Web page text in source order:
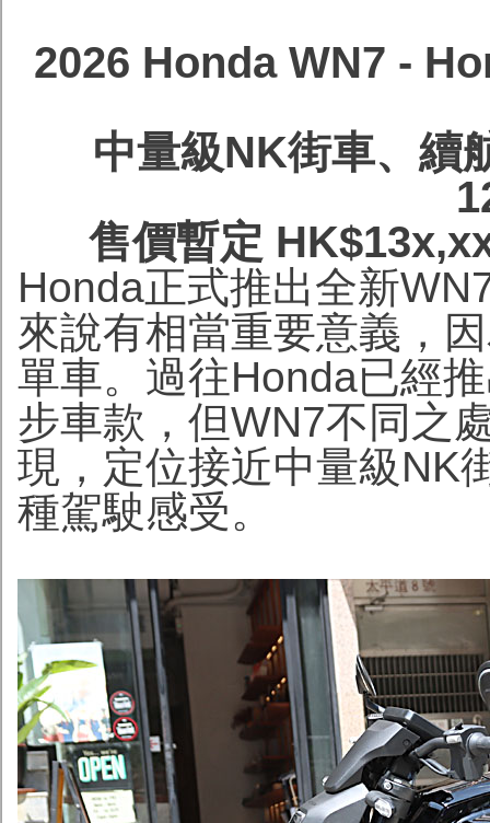
2026 Honda WN7 -
中量級NK街車、續
售價暫定
Honda正式推出全新
來說有相當重要意義，
單車。過往Honda已經
步車款，但WN7不同之
現，定位接近中量級NK
種駕駛感受。